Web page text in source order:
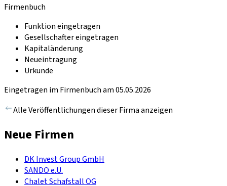
Firmenbuch
Funktion eingetragen
Gesellschafter eingetragen
Kapitaländerung
Neueintragung
Urkunde
Eingetragen im Firmenbuch am 05.05.2026
Alle Veröffentlichungen dieser Firma anzeigen
Neue Firmen
DK Invest Group GmbH
SANDO e.U.
Chalet Schafstall OG